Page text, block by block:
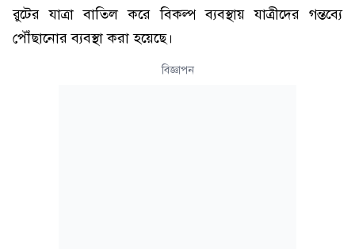
রুটের যাত্রা বাতিল করে বিকল্প ব্যবস্থায় যাত্রীদের গন্তব্যে
পৌঁছানোর ব্যবস্থা করা হয়েছে।
বিজ্ঞাপন